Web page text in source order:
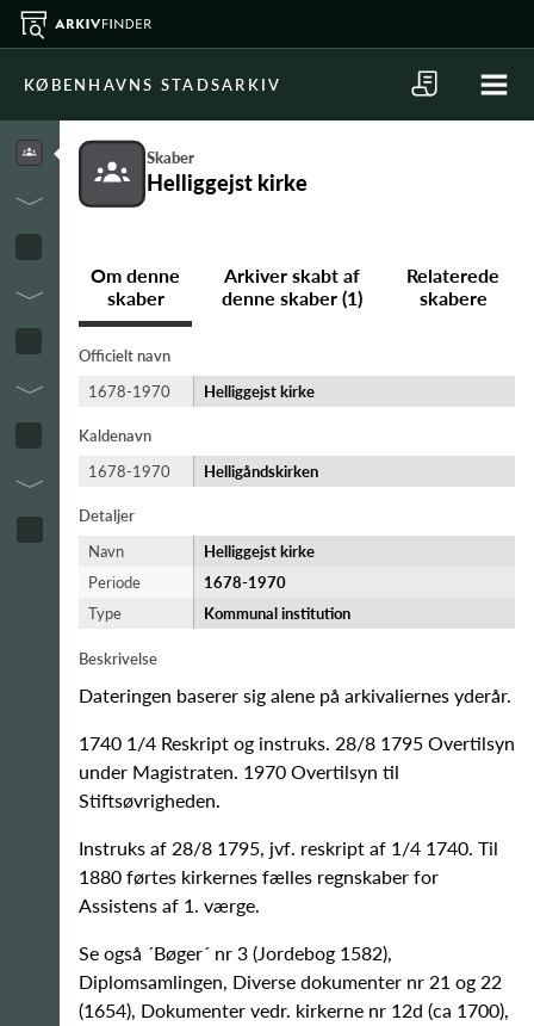
KØBENHAVNS STADSARKIV
Skaber
Helliggejst kirke
Om denne
skaber
Arkiver skabt af
denne skaber (1)
Relaterede
skabere
Officielt navn
1678-1970
Helliggejst kirke
Kaldenavn
1678-1970
Helligåndskirken
Detaljer
Navn
Helliggejst kirke
Periode
1678-​1970
Type
Kommunal institution
Beskrivelse
Dateringen baserer sig alene på arkivaliernes yderår.
1740 1/4 Reskript og instruks. 28/8 1795 Overtilsyn
under Magistraten. 1970 Overtilsyn til
Stiftsøvrigheden.
Instruks af 28/8 1795, jvf. reskript af 1/4 1740. Til
1880 førtes kirkernes fælles regnskaber for
Assistens af 1. værge.
Se også ´Bøger´ nr 3 (Jordebog 1582),
Diplomsamlingen, Diverse dokumenter nr 21 og 22
(1654), Dokumenter vedr. kirkerne nr 12d (ca 1700),